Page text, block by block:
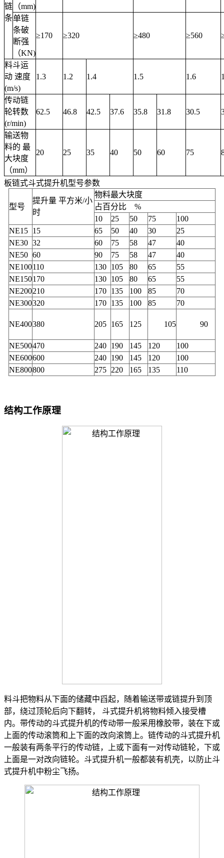
链
条
（mm)
单链
条破
断强
（KN)
≥170 ≥320 ≥480 ≥560
料斗运
动 速度
(m/s)
1.3 1.2 1.4 1.5 1.6
传动链
轮转数
(r/min)
62.5 46.8 42.5 37.6 35.8 31.8 30.5
输送物
料的 最
大块度
（mm）
20 25 35 40 50 60 75
板链式斗式提升机型号参数
型号
提升量 平方米/小
时
物料最大块度
占百分比 %
10
25 50 75
100
NE15 15 65 50 40 30
25
NE30 32 60 75 58 47
40
NE50 60 90 75 58 47
40
NE100110 130 105 80 65
55
NE150170 130 105 80 65
55
NE200210 170 135 100 85
70
NE300320 170 135 100 85 70
NE400380 205 165 125 105 90
NE500470 240 190 145 120
100
NE600600 240 190 145 120
100
NE800800 275 220 165 135 110
结构工作原理
料斗把物料从下面的储藏中舀起，随着输送带或链提升到顶
部，绕过顶轮后向下翻转， 斗式提升机将物料倾入接受槽
内。带传动的斗式提升机的传动带一般采用橡胶带，装在下或
上面的传动滚筒和上下面的改向滚筒上。链传动的斗式提升机
一般装有两条平行的传动链，上或下面有一对传动链轮，下或
上面是一对改向链轮。斗式提升机一般都装有机壳，以防止斗
式提升机中粉尘飞扬。